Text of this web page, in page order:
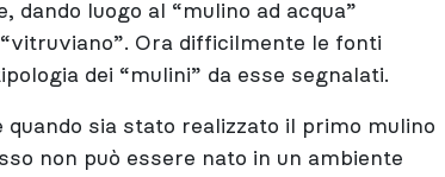
dando luogo al “mulino ad acqua”
Ora difficilmente le fonti
dei “mulini” da esse segnalati.
sia stato realizzato il primo mulino
non può essere nato in un ambiente